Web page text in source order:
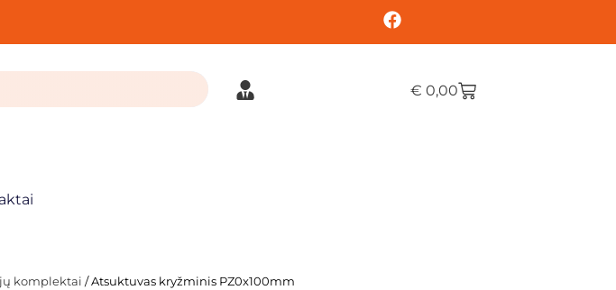
€ 0,00
komplektai / Atsuktuvas kryžminis PZ0x100mm